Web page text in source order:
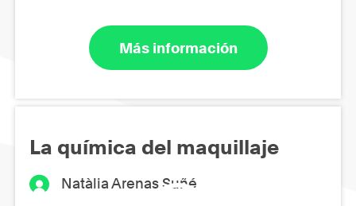
Más información
La química del maquillaje
Natàlia Arenas Suñé